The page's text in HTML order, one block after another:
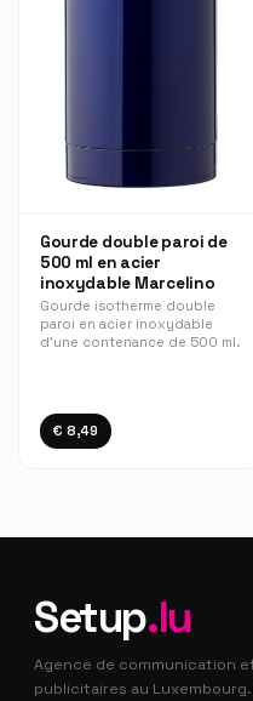
Gourde double paroi de
500 ml en acier
inoxydable Marcelino
Gourde isotherme double
paroi en acier inoxydable
d'une contenance de 500 ml.
€ 8,49
Setup.lu
Agence de communication
publicitaires au